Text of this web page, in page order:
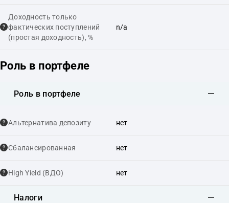
Доходность только
фактических поступлений
(простая доходность), %
n/a
Роль в портфеле
Роль в портфеле
Альтернатива депозиту нет
Сбалансированная нет
High Yield (ВДО) нет
Налоги